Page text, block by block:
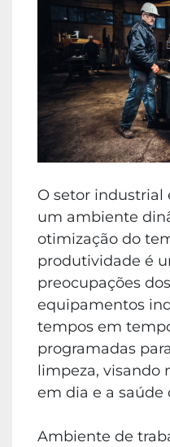
O setor industrial
um ambiente
otimização do
produtividade é
preocupações
equipamentos
tempos em
programadas
limpeza, visando
em dia e a saúde
Ambiente de